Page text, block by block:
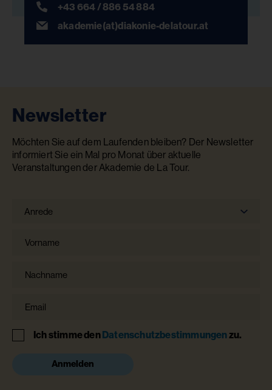
+43 664 / 886 54 884
akademie(at)diakonie-delatour.at
Newsletter
Möchten Sie auf dem Laufenden bleiben? Der Newsletter
informiert Sie ein Mal pro Monat über aktuelle
Veranstaltungen der Akademie de La Tour.
Anrede
Anrede
Hinweis
Ich stimme denDatenschutzbestimmungenzu.
Anmelden